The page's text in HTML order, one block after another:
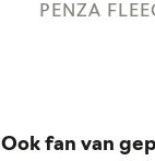
PENZA
Ook fan van